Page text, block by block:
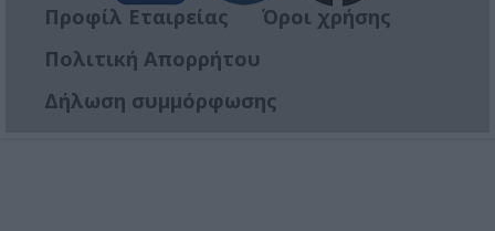
Προφίλ Εταιρείας
Όροι χρήσης
Πολιτική Απορρήτου
Δήλωση συμμόρφωσης